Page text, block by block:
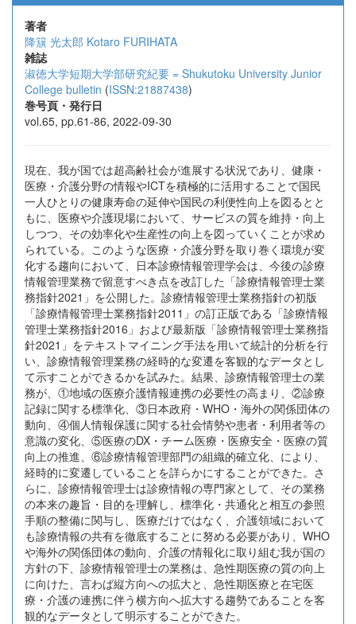
著者
降簱 光太郎 Kotaro FURIHATA
雑誌
淑徳大学短期大学部研究紀要 = Shukutoku University Junior
College bulletin (ISSN:21887438)
巻号頁・発行日
vol.65, pp.61-86, 2022-09-30
現在、我が国では超高齢社会が進展する状況であり、健康・
医療・介護分野の情報やICTを積極的に活用することで国民
一人ひとりの健康寿命の延伸や国民の利便性向上を図るとと
もに、医療や介護現場において、サービスの質を維持・向上
しつつ、その効率化や生産性の向上を図っていくことが求め
られている。このような医療・介護分野を取り巻く環境が変
化する趨向において、日本診療情報管理学会は、今後の診療
情報管理業務で留意すべき点を改訂した「診療情報管理士業
務指針2021」を公開した。診療情報管理士業務指針の初版
「診療情報管理士業務指針2011」の訂正版である「診療情報
管理士業務指針2016」および最新版「診療情報管理士業務指
針2021」をテキストマイニング手法を用いて統計的分析を行
い、診療情報管理業務の経時的な変遷を客観的なデータとし
て示すことができるかを試みた。結果、診療情報管理士の業
務が、①地域の医療介護情報連携の必要性の高まり、②診療
記録に関する標準化、③日本政府・WHO・海外の関係団体の
動向、④個人情報保護に関する社会情勢や患者・利用者等の
意識の変化、⑤医療のDX・チーム医療・医療安全・医療の質
向上の推進、⑥診療情報管理部門の組織的確立化、により、
経時的に変遷していることを詳らかにすることができた。さ
らに、診療情報管理士は診療情報の専門家として、その業務
の本来の趣旨・目的を理解し、標準化・共通化と相互の参照
手順の整備に関与し、医療だけではなく、介護領域において
も診療情報の共有を徹底することに努める必要があり、WHO
や海外の関係団体の動向、介護の情報化に取り組む我が国の
方針の下、診療情報管理士の業務は、急性期医療の質の向上
に向けた、言わば縦方向への拡大と、急性期医療と在宅医
療・介護の連携に伴う横方向へ拡大する趨勢であることを客
観的なデータとして明示することができた。